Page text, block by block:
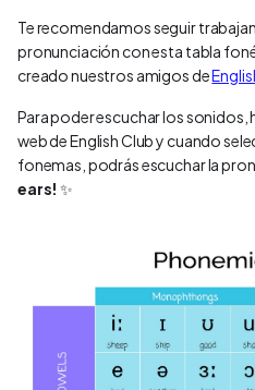
Te recomendamos seguir
pronunciación con esta tabla
creado nuestros amigos de
Para poder escuchar los sonidos,
web de English Club y cuando
fonemas, podrás escuchar la
ears! ✨